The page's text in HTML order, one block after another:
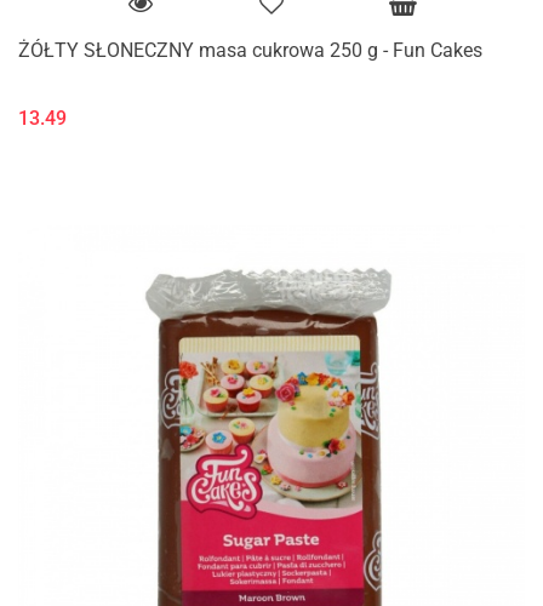
ŻÓŁTY SŁONECZNY masa cukrowa 250 g - Fun Cakes
13.49